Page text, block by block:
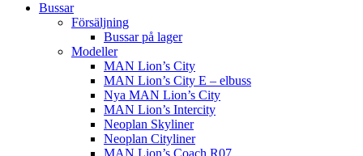
Bussar
Försäljning
Bussar på lager
Modeller
MAN Lion’s City
MAN Lion’s City E – elbuss
Nya MAN Lion’s City
MAN Lion’s Intercity
Neoplan Skyliner
Neoplan Cityliner
MAN Lion’s Coach R07